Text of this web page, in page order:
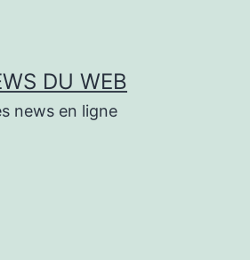
DU WEB
news en ligne